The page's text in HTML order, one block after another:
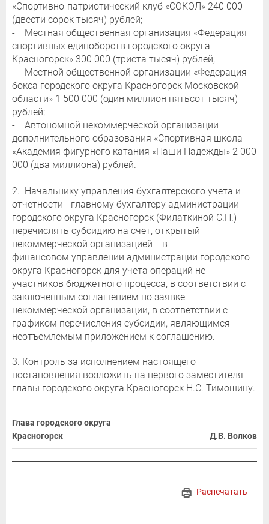
«Спортивно-патриотический клуб «СОКОЛ» 240 000
(двести сорок тысяч) рублей;
- Местная общественная организация «Федерация
спортивных единоборств городского округа
Красногорск» 300 000 (триста тысяч) рублей;
- Местной общественной организации «Федерация
бокса городского округа Красногорск Московской
области» 1 500 000 (один миллион пятьсот тысяч)
рублей;
- Автономной некоммерческой организации
дополнительного образования «Спортивная школа
«Академия фигурного катания «Наши Надежды» 2 000
000 (два миллиона) рублей.
2. Начальнику управления бухгалтерского учета и
отчетности - главному бухгалтеру администрации
городского округа Красногорск (Филаткиной С.Н.)
перечислять субсидию на счет, открытый
некоммерческой организацией в
финансовом управлении администрации городского
округа Красногорск для учета операций не
участников бюджетного процесса, в соответствии с
заключенным соглашением по заявке
некоммерческой организации, в соответствии с
графиком перечисления субсидии, являющимся
неотъемлемым приложением к соглашению.
3. Контроль за исполнением настоящего
постановления возложить на первого заместителя
главы городского округа Красногорск Н.С. Тимошину.
Глава городского округа
Красногорск
Д.В. Волков
Распечатать